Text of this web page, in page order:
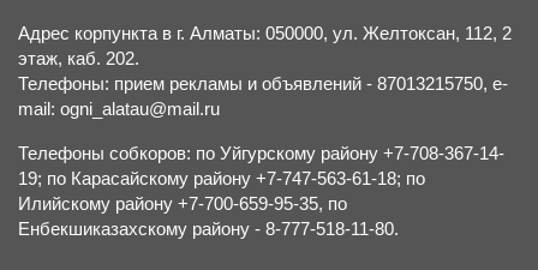
Адрес корпункта в г. Алматы: 050000, ул. Желтоксан, 112, 2
этаж, каб. 202.
Телефоны: прием рекламы и объявлений - 87013215750, e-
mail: ogni_alatau@mail.ru
Телефоны собкоров: по Уйгурскому району +7-708-367-14-
19; по Карасайскому району +7-747-563-61-18; по
Илийскому району +7-700-659-95-35, по
Енбекшиказахскому району - 8-777-518-11-80.